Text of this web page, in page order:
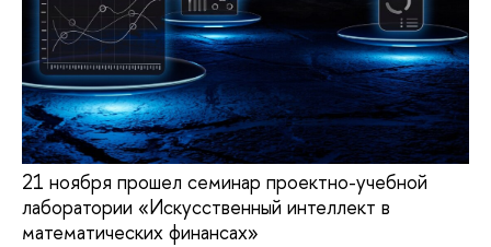
21 ноября прошел семинар проектно-учебной
лаборатории «Искусственный интеллект в
математических финансах»